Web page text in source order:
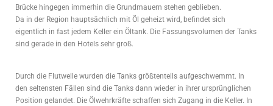
Brücke hingegen immerhin die Grundmauern stehen geblieben.
Da in der Region hauptsächlich mit Öl geheizt wird, befindet sich
eigentlich in fast jedem Keller ein Öltank. Die Fassungsvolumen der Tanks
sind gerade in den Hotels sehr groß.
Durch die Flutwelle wurden die Tanks größtenteils aufgeschwemmt. In
den seltensten Fällen sind die Tanks dann wieder in ihrer ursprünglichen
Position gelandet. Die Ölwehrkräfte schaffen sich Zugang in die Keller. In